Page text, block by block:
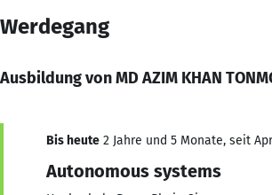
Werdegang
Ausbildung von MD AZIM KHAN
Bis heute 2 Jahre und 5 Monate, seit
Autonomous systems